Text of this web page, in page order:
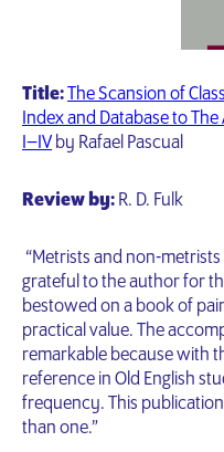
Title:The Scansion of
Index and Database to
I–IV by Rafael Pascual
Review by: R. D. Fulk
“Metrists and non-
grateful to the author for
bestowed on a book of
practical value. The
remarkable because with
reference in Old English
frequency. This
than one.”